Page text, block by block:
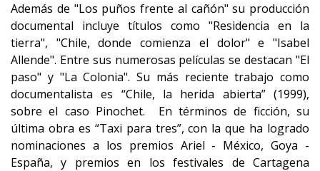
Además de "Los puños frente al cañón" su producción
documental incluye títulos como "Residencia en la
tierra", "Chile, donde comienza el dolor" e "Isabel
Allende". Entre sus numerosas películas se destacan "El
paso" y "La Colonia". Su más reciente trabajo como
documentalista es “Chile, la herida abierta” (1999),
sobre el caso Pinochet. En términos de ficción, su
última obra es “Taxi para tres”, con la que ha logrado
nominaciones a los premios Ariel - México, Goya -
España, y premios en los festivales de Cartagena